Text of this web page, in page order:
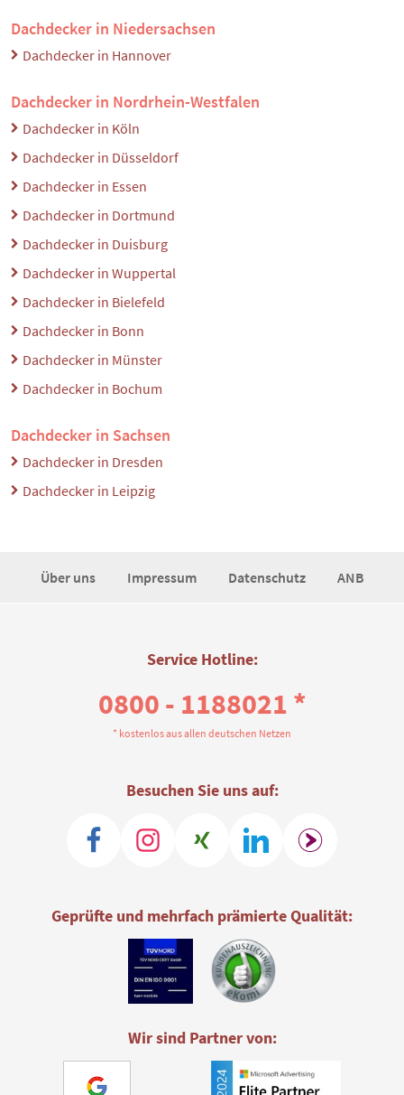
Dachdecker in Niedersachsen
Dachdecker in Hannover
Dachdecker in Nordrhein-Westfalen
Dachdecker in Köln
Dachdecker in Düsseldorf
Dachdecker in Essen
Dachdecker in Dortmund
Dachdecker in Duisburg
Dachdecker in Wuppertal
Dachdecker in Bielefeld
Dachdecker in Bonn
Dachdecker in Münster
Dachdecker in Bochum
Dachdecker in Sachsen
Dachdecker in Dresden
Dachdecker in Leipzig
Über uns Impressum Datenschutz ANB
Service Hotline:
0800 - 1188021 *
* kostenlos aus allen deutschen Netzen
Besuchen Sie uns auf:
Geprüfte und mehrfach prämierte Qualität:
Wir sind Partner von: